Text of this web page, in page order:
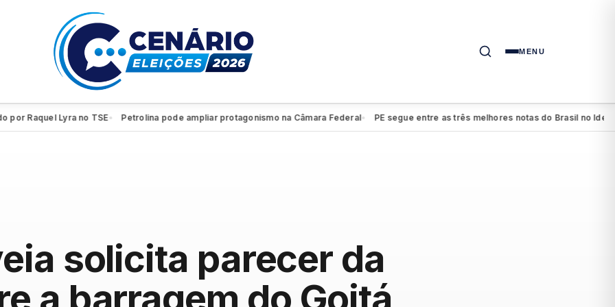
MENU
Lyra no TSE● Petrolina pode ampliar protagonismo na Câmara Federal● PE segue entre as três melhores notas do Brasil no Ideb do
solicita parecer da